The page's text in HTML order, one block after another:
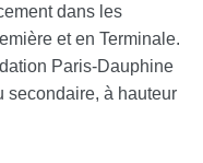
dans les
et en Terminale.
Paris-Dauphine
secondaire, à hauteur